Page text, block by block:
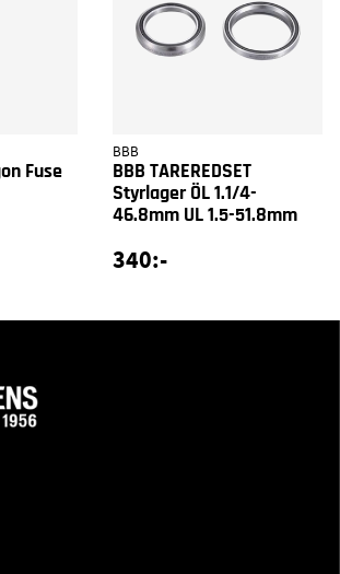
Fuse
BBB
BBB TAREREDSET
Styrlager ÖL 1.1/4-
46.8mm UL 1.5-51.8mm
340:-